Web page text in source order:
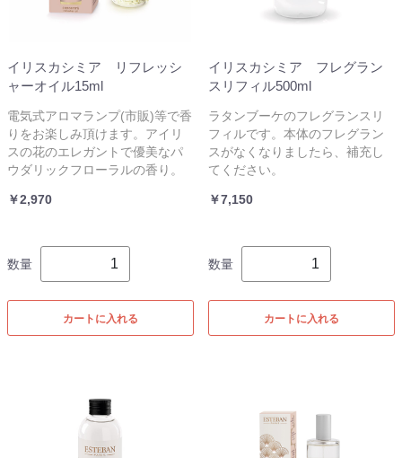
イリスカシミア リフレッシ
ャーオイル15ml
電気式アロマランプ(市販)等で香
りをお楽しみ頂けます。アイリ
スの花のエレガントで優美なパ
ウダリックフローラルの香り。
￥2,970
数量
カートに入れる
イリスカシミア フレグラン
スリフィル500ml
ラタンブーケのフレグランスリ
フィルです。本体のフレグラン
スがなくなりましたら、補充し
てください。
￥7,150
数量
カートに入れる